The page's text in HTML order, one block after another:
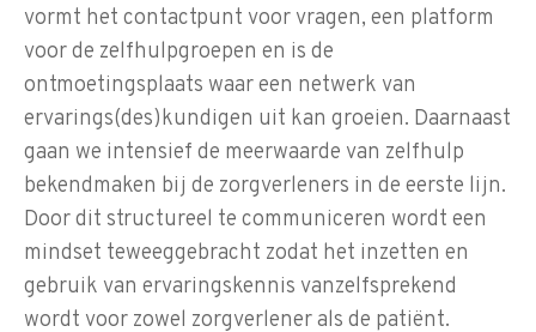
vormt het contactpunt voor vragen, een platform
voor de zelfhulpgroepen en is de
ontmoetingsplaats waar een netwerk van
ervarings(des)kundigen uit kan groeien. Daarnaast
gaan we intensief de meerwaarde van zelfhulp
bekendmaken bij de zorgverleners in de eerste lijn.
Door dit structureel te communiceren wordt een
mindset teweeggebracht zodat het inzetten en
gebruik van ervaringskennis vanzelfsprekend
wordt voor zowel zorgverlener als de patiënt.